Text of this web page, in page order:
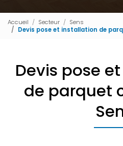
Accueil Secteur
Sens
Devis pose et installation de
Devis pose
de parquet